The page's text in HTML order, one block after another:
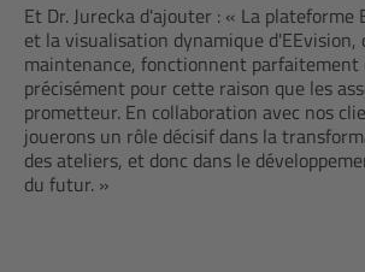
Et Dr. Jurecka d'ajouter : « La plateforme
et la visualisation dynamique d'EEvision,
maintenance, fonctionnent parfaitement
précisément pour cette raison que les
prometteur. En collaboration avec nos
jouerons un rôle décisif dans la
des ateliers, et donc dans le
du futur. »